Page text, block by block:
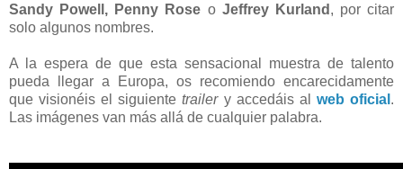
Sandy Powell, Penny Rose o Jeffrey Kurland , por citar
solo algunos nombres.
A la espera de que esta sensacional muestra de talento
pueda llegar a Europa, os recomiendo encarecidamente
que visionéis el siguientetrailery accedáis al web oficial .
Las imágenes van más allá de cualquier palabra.